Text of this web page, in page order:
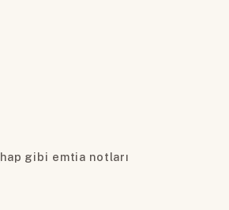
hap gibi emtia notları